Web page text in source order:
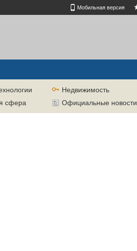
Мобильная версия
Недвижимость
сфера Официальные новости